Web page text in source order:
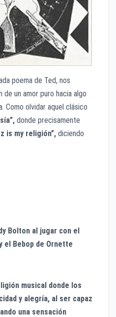
poema de Ted, nos
de un amor puro hacia algo
Como olvidar aquel clásico
donde precisamente
is my religión”, diciendo
Bolton al jugar con el
el Bebop de Ornette
musical donde los
y alegría, al ser capaz
una sensación